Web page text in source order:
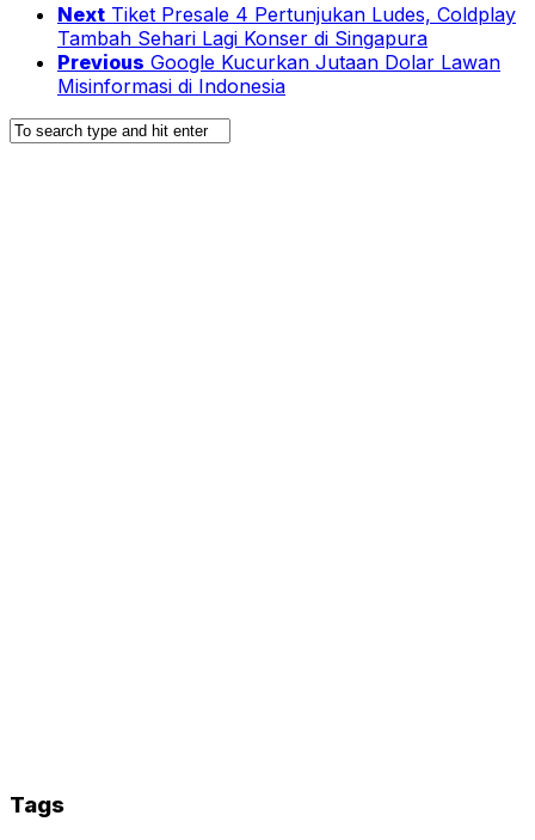
Next Tiket Presale 4 Pertunjukan Ludes, Coldplay
Tambah Sehari Lagi Konser di Singapura
Previous Google Kucurkan Jutaan Dolar Lawan
Misinformasi di Indonesia
Tags